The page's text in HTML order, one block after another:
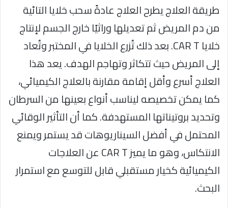
طريقة العلاج يطرح العلاج عادةً سحب خلايا التائية
من دم المريض ثم تعديلها وراثيًا خارج الجسم لإنتاج
خلايا CAR T. بعد ذلك تُزرع الخلايا في المختبر وتُعاد
إلى المريض حيث تتكاثر وتهاجم الهدف. يعد هذا
العلاج أسرع وأقل إقامة مقارنة بالعلاج الكيميائي،
كما يمكن تخصيصه ليناسب أنواع بعينها من السرطان
وتحديد بروتيناتها المستهدفة. كما أن التأثير الوقائي
المحتمل في أفضل السيناريوهات قد يستمر ويمنع
الانتكاس، وهو ما يميز CAR T عن العلاجات
الكيميائية كخيار مستقبلي قابل للتوسع مع استمرار
البحث.